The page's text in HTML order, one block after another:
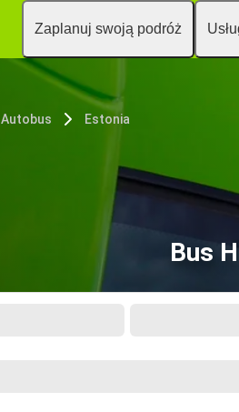
Zaplanuj swoją podróż
Autobus Estonia
Bus